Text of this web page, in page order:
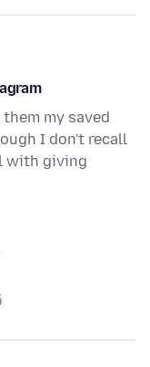
my saved
I don't recall
with giving